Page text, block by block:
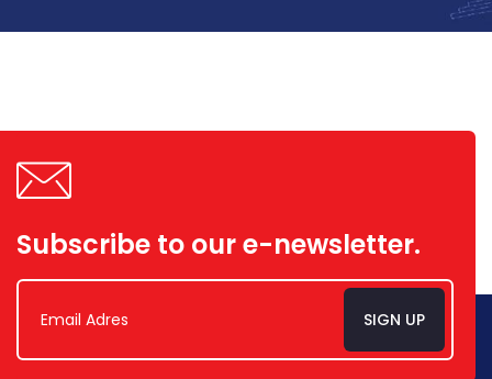
Subscribe to our e-newsletter.
SIGN UP